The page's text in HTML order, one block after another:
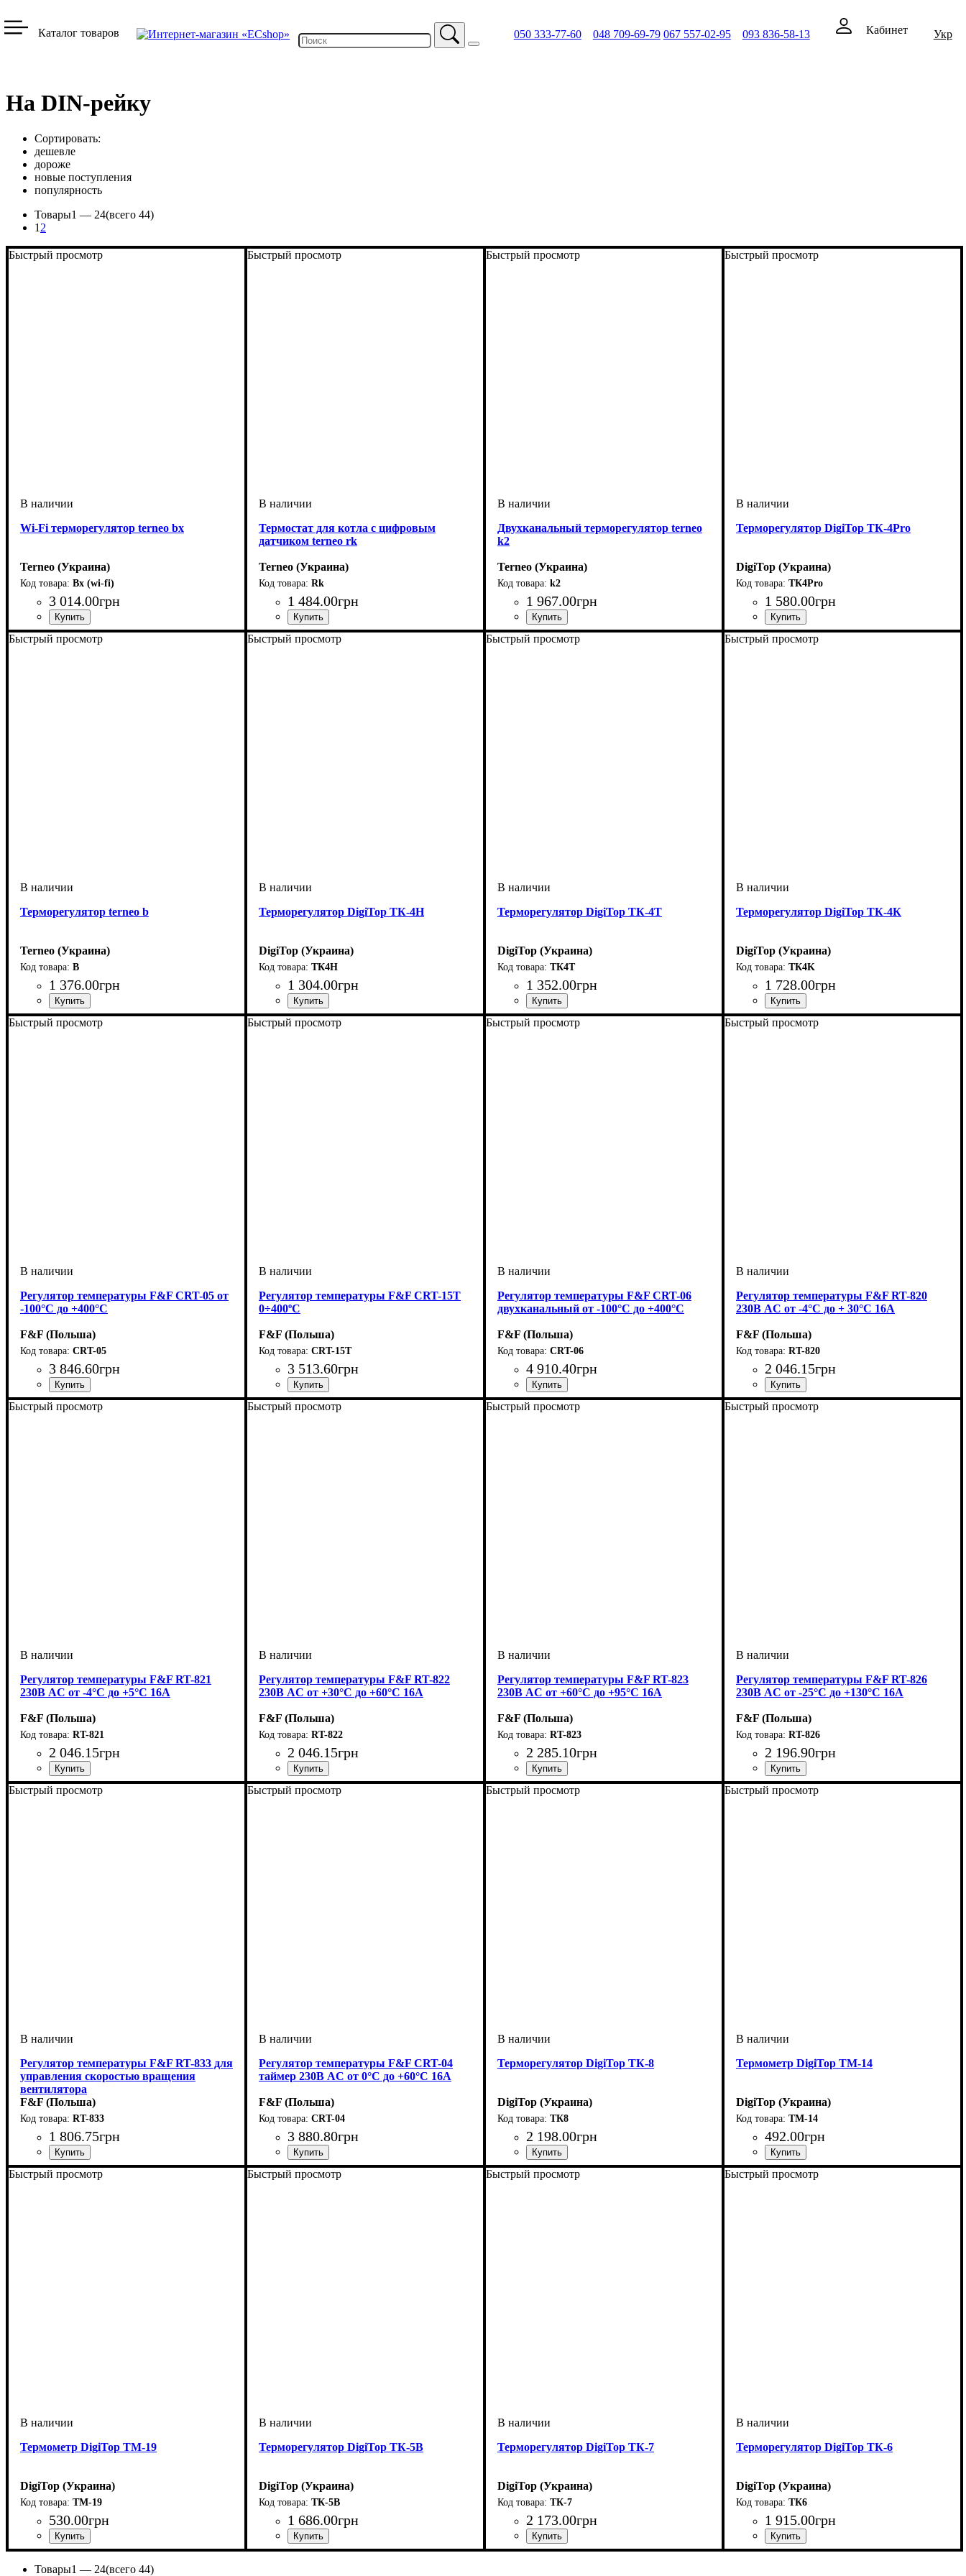
На DIN-рейку
Сортировать:
дешевле
дороже
новые поступления
популярность
Товары1 — 24(всего 44)
1 2
Быстрый просмотр
Wi-Fi терморегулятор terneo bx
Terneo (Украина)
Bx (wi-fi)
3 014.00грн
Быстрый просмотр
Термостат для котла с цифровым
датчиком terneo rk
Terneo (Украина)
Rk
1 484.00грн
Быстрый просмотр
Двухканальный терморегулятор terneo
k2
Terneo (Украина)
k2
1 967.00грн
Быстрый просмотр
Терморегулятор DigiTop ТК-4Pro
DigiTop (Украина)
ТК4Pro
1 580.00грн
Быстрый просмотр
Терморегулятор terneo b
Terneo (Украина)
B
1 376.00грн
Быстрый просмотр
Терморегулятор DigiTop ТК-4Н
DigiTop (Украина)
ТК4H
1 304.00грн
Быстрый просмотр
Терморегулятор DigiTop ТК-4Т
DigiTop (Украина)
ТК4T
1 352.00грн
Быстрый просмотр
Терморегулятор DigiTop ТК-4К
DigiTop (Украина)
ТК4K
1 728.00грн
Быстрый просмотр
Регулятор температуры F&F CRT-05 от
-100°С до +400°С
F&F (Польша)
CRT-05
3 846.60грн
Быстрый просмотр
Регулятор температуры F&F CRT-15T
0÷400ºC
F&F (Польша)
CRT-15T
3 513.60грн
Быстрый просмотр
Регулятор температуры F&F CRT-06
двухканальный от -100°С до +400°С
F&F (Польша)
CRT-06
4 910.40грн
Быстрый просмотр
Регулятор температуры F&F RT-820
230В AC от -4°C до + 30°C 16А
F&F (Польша)
RT-820
2 046.15грн
Быстрый просмотр
Регулятор температуры F&F RT-821
230В AC от -4°C до +5°C 16А
F&F (Польша)
RT-821
2 046.15грн
Быстрый просмотр
Регулятор температуры F&F RT-822
230В AC от +30°C до +60°C 16А
F&F (Польша)
RT-822
2 046.15грн
Быстрый просмотр
Регулятор температуры F&F RT-823
230В AC от +60°C до +95°C 16А
F&F (Польша)
RT-823
2 285.10грн
Быстрый просмотр
Регулятор температуры F&F RT-826
230В AC от -25°C до +130°C 16А
F&F (Польша)
RT-826
2 196.90грн
Быстрый просмотр
Регулятор температуры F&F RT-833 для
управления скоростью вращения
вентилятора
F&F (Польша)
RT-833
1 806.75грн
Быстрый просмотр
Регулятор температуры F&F CRT-04
таймер 230В AC от 0°C до +60°C 16А
F&F (Польша)
CRT-04
3 880.80грн
Быстрый просмотр
Терморегулятор DigiTop ТК-8
DigiTop (Украина)
ТК8
2 198.00грн
Быстрый просмотр
Термометр DigiTop ТМ-14
DigiTop (Украина)
ТМ-14
492.00грн
Быстрый просмотр
Термометр DigiTop ТМ-19
DigiTop (Украина)
ТМ-19
530.00грн
Быстрый просмотр
Терморегулятор DigiTop ТК-5В
DigiTop (Украина)
ТК-5В
1 686.00грн
Быстрый просмотр
Терморегулятор DigiTop ТК-7
DigiTop (Украина)
ТК-7
2 173.00грн
Быстрый просмотр
Терморегулятор DigiTop ТК-6
DigiTop (Украина)
ТК6
1 915.00грн
Товары1 — 24(всего 44)
Каталог товаров 050 333-77-60 048 709-69-79 067 557-02-95 093 836-58-13 Кабинет Укр